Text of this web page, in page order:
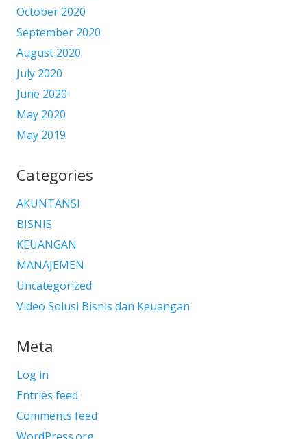
October 2020
September 2020
August 2020
July 2020
June 2020
May 2020
May 2019
Categories
AKUNTANSI
BISNIS
KEUANGAN
MANAJEMEN
Uncategorized
Video Solusi Bisnis dan Keuangan
Meta
Log in
Entries feed
Comments feed